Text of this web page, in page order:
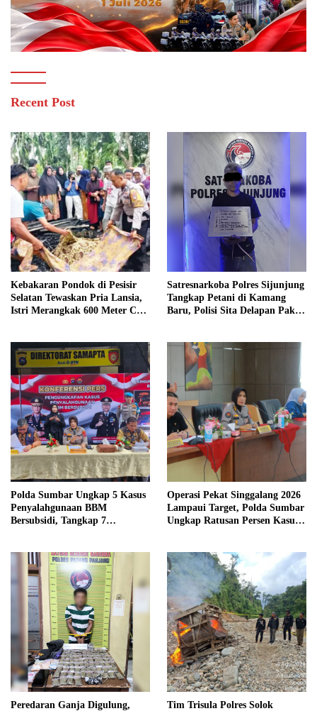
Recent Post
Kebakaran Pondok di Pesisir
Selatan Tewaskan Pria Lansia,
Istri Merangkak 600 Meter Cari
Satresnarkoba Polres Sijunjung
Tangkap Petani di Kamang
Baru, Polisi Sita Delapan Paket
Polda Sumbar Ungkap 5 Kasus
Penyalahgunaan BBM
Bersubsidi, Tangkap 7
Operasi Pekat Singgalang 2026
Lampaui Target, Polda Sumbar
Ungkap Ratusan Persen Kasus
Peredaran Ganja Digulung,
Tim Trisula Polres Solok